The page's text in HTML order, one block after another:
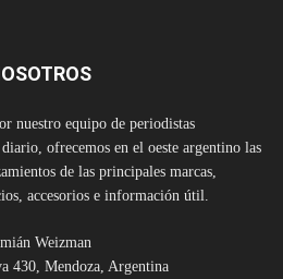
nuestro equipo de periodistas
ofrecemos en el oeste argentino las
de las principales marcas,
accesorios e información útil.
Weizman
430, Mendoza, Argentina